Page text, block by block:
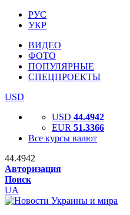
РУС
УКР
ВИДЕО
ФОТО
ПОПУЛЯРНЫЕ
СПЕЦПРОЕКТЫ
USD
USD 44.4942
EUR 51.3366
Все курсы валют
44.4942
Авторизация
Поиск
UA